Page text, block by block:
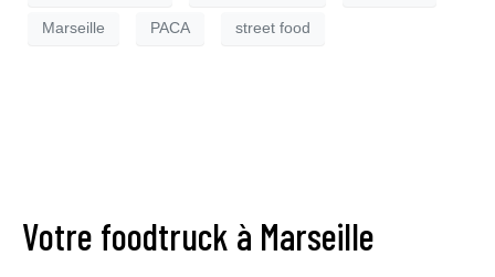
Marseille PACA street food
Votre foodtruck à Marseille